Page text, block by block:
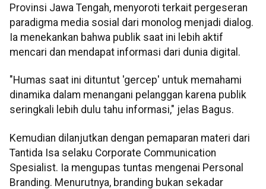
Provinsi Jawa Tengah, menyoroti terkait pergeseran
paradigma media sosial dari monolog menjadi dialog.
Ia menekankan bahwa publik saat ini lebih aktif
mencari dan mendapat informasi dari dunia digital.
"Humas saat ini dituntut 'gercep' untuk memahami
dinamika dalam menangani pelanggan karena publik
seringkali lebih dulu tahu informasi," jelas Bagus.
Kemudian dilanjutkan dengan pemaparan materi dari
Tantida Isa selaku Corporate Communication
Spesialist. Ia mengupas tuntas mengenai Personal
Branding. Menurutnya, branding bukan sekadar